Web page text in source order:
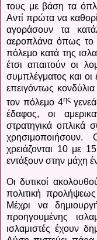
τους με βάση τα
Αντί πρώτα να
αγοράσουν τα
αεροπλάνα όπως το
πόλεμο κατά της
έτσι απαιτούν οι
συμπλέγματος και οι
επειγόντως
τον πόλεμο 4ης
έδαφος, οι
στρατηγικά οπλικά
χρησιμοποιήσουν.
χρειάζονται 10 με
εντάξουν στην μάχη
Οι δυτικοί
πολιτική προλήψεως
Μέχρι να
προηγουμένης
ισλαμιστές έχουν